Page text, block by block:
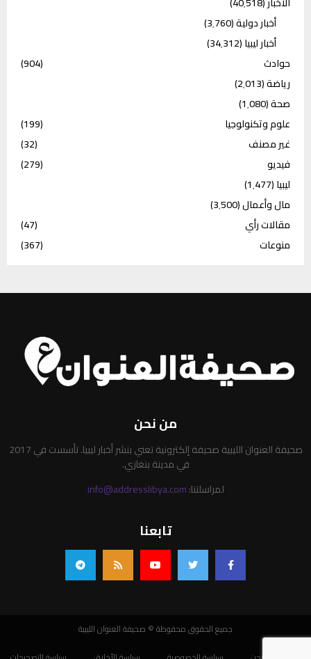
أخبار دولية(3٬760)
أخبار ليبيا(34٬312)
حوادث
(904)
رياضة(2٬013)
صحة(1٬080)
علوم وتكنولوجيا
(199)
غير مصنف
(32)
فيديو
(279)
ليبيا(1٬477)
مال وأعمال(3٬500)
مقالات رأي
(47)
منوعات
(367)
من نحن
صحيفة العنوان الليبية صحيفة إلكترونية تعني بنشر أخبار ليبيا. تأسست في 2017
في مدينة بنغازي.
لمراسلتنا:info@addresslibya.com
تابعنا
جميع الحقوق محفوظة © صحيفة العنوان الليبية